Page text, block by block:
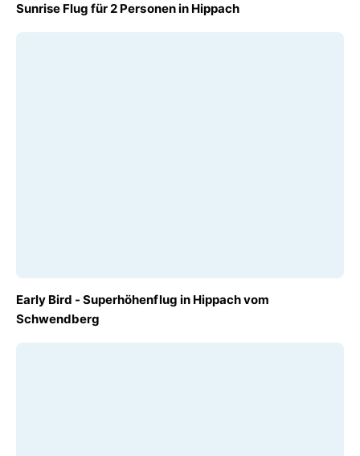
€ 460,00
Sunrise Flug für 2 Personen in Hippach
€ 120,00
Early Bird - Superhöhenflug in Hippach vom
Schwendberg